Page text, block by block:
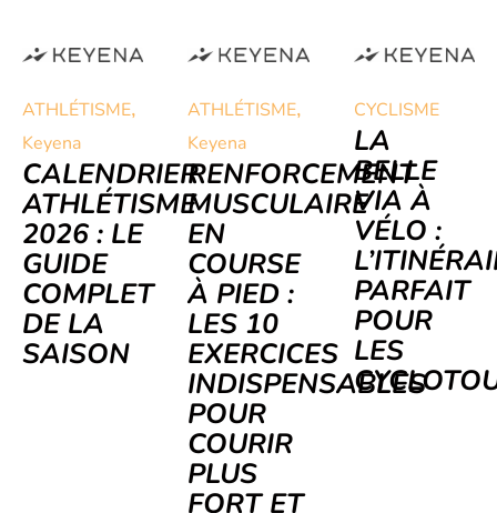
ATHLÉTISME,
Keyena
CALENDRIER
ATHLÉTISME
2026 : LE
GUIDE
COMPLET
DE LA
SAISON
ATHLÉTISME,
Keyena
RENFORCEMENT
MUSCULAIRE
EN
COURSE
À PIED :
LES 10
EXERCICES
INDISPENSABLES
POUR
COURIR
PLUS
FORT ET
CYCLISME
LA
BELLE
VIA À
VÉLO :
PARFAIT
POUR
LES